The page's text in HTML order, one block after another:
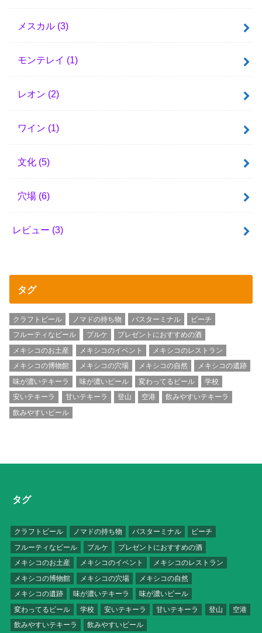
メスカル (3)
モンテレイ (1)
レオン (2)
ワイン (1)
文化 (5)
穴場 (6)
レビュー (3)
タグ
クラフトビール ノマドの持ち物 バスターミナル
ビーチ
フルーティなビール
プルケ
プレゼントにおすすめの酒
メキシコのお土産
メキシコのイベント
メキシコのレストラン
メキシコの博物館
メキシコの穴場 メキシコの自然
メキシコの遺跡
味が濃いテキーラ
味が濃いビール 変わってるビール
学校
安いテキーラ
甘いテキーラ 登山 空港
飲みやすいテキーラ
飲みやすいビール
タグ
クラフトビール ノマドの持ち物 バスターミナル
ビーチ
フルーティなビール
プルケ
プレゼントにおすすめの酒
メキシコのお土産
メキシコのイベント
メキシコのレストラン
メキシコの博物館
メキシコの穴場
メキシコの自然
メキシコの遺跡
味が濃いテキーラ
味が濃いビール
変わってるビール
学校 安いテキーラ 甘いテキーラ 登山
空港
飲みやすいテキーラ
飲みやすいビール